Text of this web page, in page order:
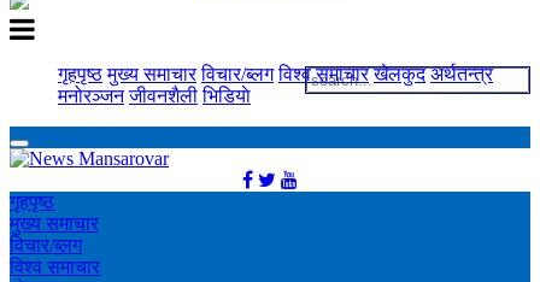
गृहपृष्ठ मुख्य समाचार विचार/ब्लग विश्व समाचार खेलकुद अर्थतन्त्र
मनोरञ्‍जन जीवनशैली भिडियाे
गृहपृष्ठ
मुख्य समाचार
विचार/ब्लग
विश्व समाचार